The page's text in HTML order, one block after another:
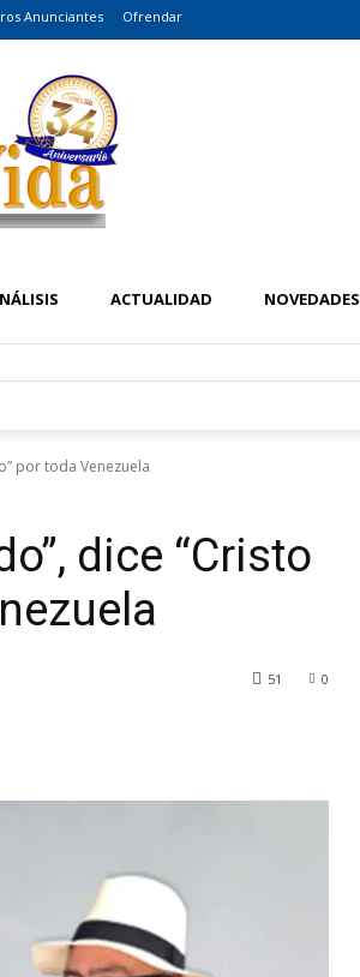
Anunciantes Ofrendar
ACTUALIDAD NOVEDADES
por toda Venezuela
dice “Cristo
0
51